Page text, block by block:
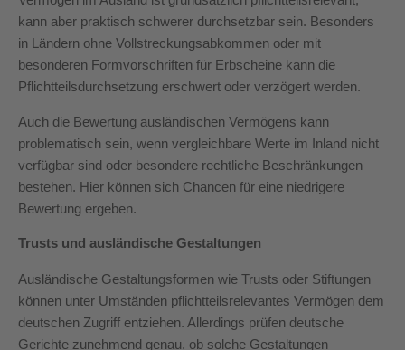
kann aber praktisch schwerer durchsetzbar sein. Besonders
in Ländern ohne Vollstreckungsabkommen oder mit
besonderen Formvorschriften für Erbscheine kann die
Pflichtteilsdurchsetzung erschwert oder verzögert werden.
Auch die Bewertung ausländischen Vermögens kann
problematisch sein, wenn vergleichbare Werte im Inland nicht
verfügbar sind oder besondere rechtliche Beschränkungen
bestehen. Hier können sich Chancen für eine niedrigere
Bewertung ergeben.
Trusts und ausländische Gestaltungen
Ausländische Gestaltungsformen wie Trusts oder Stiftungen
können unter Umständen pflichtteilsrelevantes Vermögen dem
deutschen Zugriff entziehen. Allerdings prüfen deutsche
Gerichte zunehmend genau, ob solche Gestaltungen